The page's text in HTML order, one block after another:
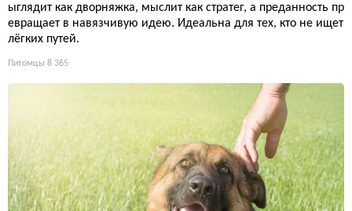
ыглядит как дворняжка, мыслит как стратег, а преданность пр
евращает в навязчивую идею. Идеальна для тех, кто не ищет
лёгких путей.
Питомцы 8 365